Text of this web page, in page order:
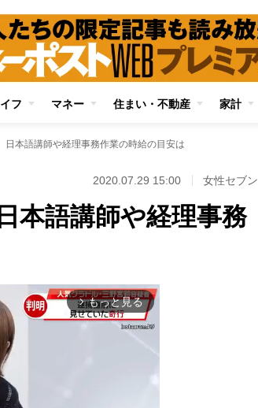
フ マネー 住まい・不動産 家計
本語講師や経理事務作業の時給の目安は
2020.07.29 15:00 女性セブン
語講師や経理事務
arrow_forward_ios もっと見る